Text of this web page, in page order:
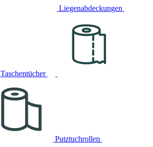
Liegenabdeckungen
Taschentücher
Putztuchrollen